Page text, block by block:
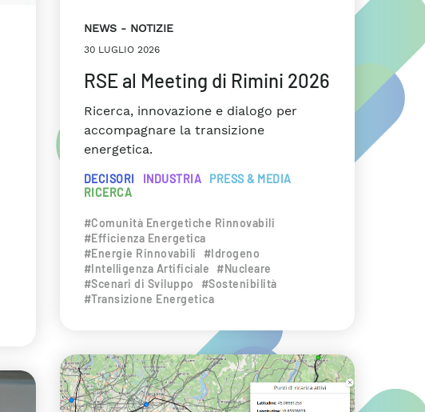
NEWS NOTIZIE
30 LUGLIO 2026
RSE al Meeting di Rimini 2026
Ricerca, innovazione e dialogo per
accompagnare la transizione
energetica.
DECISORI INDUSTRIA
PRESS & MEDIA
RICERCA
#Comunità Energetiche Rinnovabili
#Efficienza Energetica
#Energie Rinnovabili
#Idrogeno
#Intelligenza Artificiale
#Nucleare
#Scenari di Sviluppo
#Sostenibilità
#Transizione Energetica